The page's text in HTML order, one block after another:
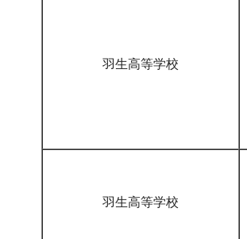
羽生高等学校
羽生高等学校